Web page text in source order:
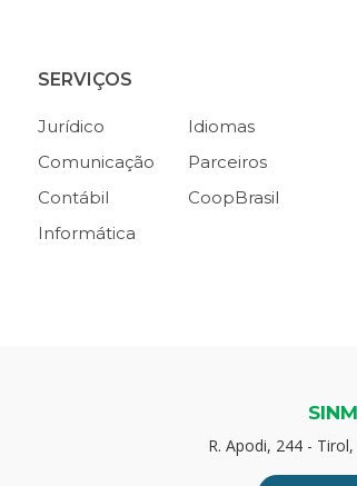
SERVIÇOS
Jurídico
Comunicação
Contábil
Informática
Idiomas
Parceiros
CoopBrasil
R. Apodi, 244 -